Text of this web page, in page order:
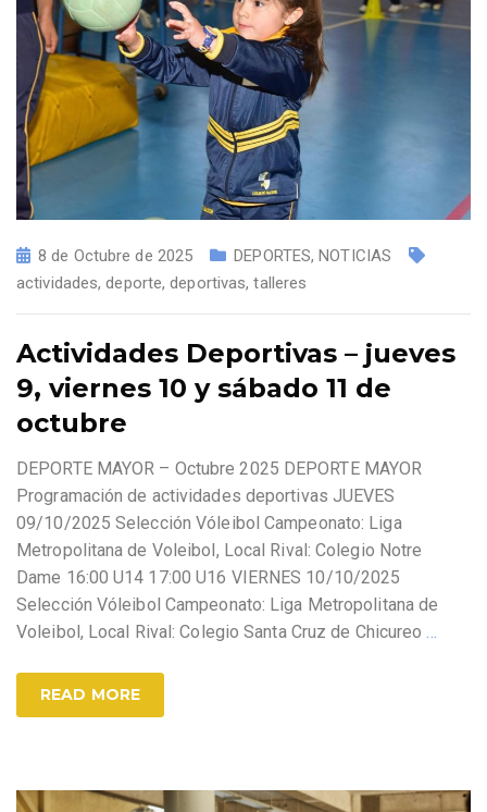
8 de Octubre de 2025 DEPORTES,NOTICIAS
actividades,deporte,deportivas,talleres
Actividades Deportivas – jueves
9, viernes 10 y sábado 11 de
octubre
DEPORTE MAYOR – Octubre 2025 DEPORTE MAYOR
Programación de actividades deportivas JUEVES
09/10/2025 Selección Vóleibol Campeonato: Liga
Metropolitana de Voleibol, Local Rival: Colegio Notre
Dame 16:00 U14 17:00 U16 VIERNES 10/10/2025
Selección Vóleibol Campeonato: Liga Metropolitana de
Voleibol, Local Rival: Colegio Santa Cruz de Chicureo
READ MORE